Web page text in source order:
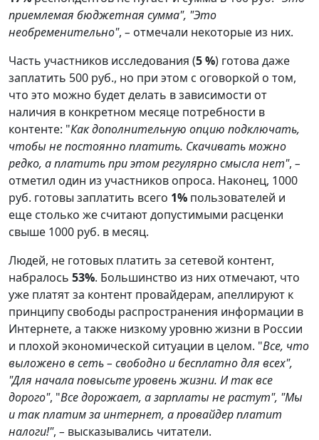
приемлемая бюджетная сумма", "Это
необременительно", – отмечали некоторые из них.
Часть участников исследования (5 %) готова даже
заплатить 500 руб., но при этом с оговоркой о том,
что это можно будет делать в зависимости от
наличия в конкретном месяце потребности в
контенте: "Как дополнительную опцию подключать,
чтобы не постоянно платить. Скачивать можно
редко, а платить при этом регулярно смысла нет", –
отметил один из участников опроса. Наконец, 1000
руб. готовы заплатить всего 1% пользователей и
еще столько же считают допустимыми расценки
свыше 1000 руб. в месяц.
Людей, не готовых платить за сетевой контент,
набралось 53%. Большинство из них отмечают, что
уже платят за контент провайдерам, апеллируют к
принципу свободы распространения информации в
Интернете, а также низкому уровню жизни в России
и плохой экономической ситуации в целом. "Все, что
выложено в сеть – свободно и бесплатно для всех",
"Для начала повысьте уровень жизни. И так все
дорого", "Все дорожает, а зарплаты не растут", "Мы
и так платим за интернет, а провайдер платит
налоги!", – высказывались читатели.